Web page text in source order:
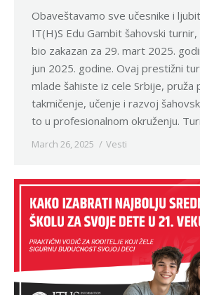
Obaveštavamo sve učesnike i
IT(H)S Edu Gambit šahovski
bio zakazan za 29. mart 2025.
jun 2025. godine. Ovaj prestižni
mlade šahiste iz cele Srbije, pruža
takmičenje, učenje i razvoj
to u profesionalnom okruženju.
March 26, 2025 Vesti